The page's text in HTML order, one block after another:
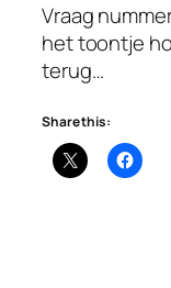
Vraag
het toontje
terug…
Share this: